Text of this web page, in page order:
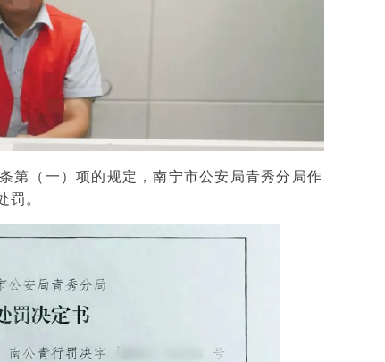
第（一）项的规定，南宁市公安局青秀分局作
罚。